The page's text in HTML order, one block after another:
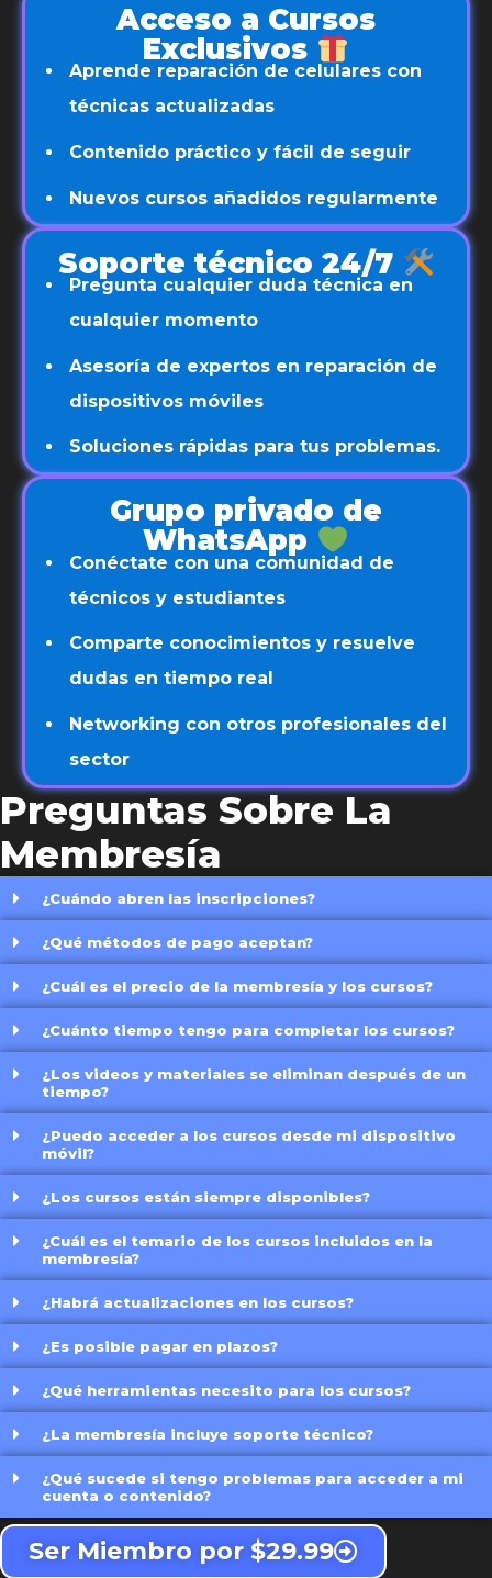
Acceso a Cursos
Exclusivos
Aprende reparación de celulares con
técnicas actualizadas
Contenido práctico y fácil de seguir
Nuevos cursos añadidos regularmente
Soporte técnico 24/7
Pregunta cualquier duda técnica en
cualquier momento
Asesoría de expertos en reparación de
dispositivos móviles
Soluciones rápidas para tus problemas.
Grupo privado de
WhatsApp
Conéctate con una comunidad de
técnicos y estudiantes
Comparte conocimientos y resuelve
dudas en tiempo real
Networking con otros profesionales del
sector
Preguntas Sobre La
Membresía
¿Cuándo abren las inscripciones?
¿Qué métodos de pago aceptan?
¿Cuál es el precio de la membresía y los cursos?
¿Cuánto tiempo tengo para completar los cursos?
¿Los videos y materiales se eliminan después de un
tiempo?
¿Puedo acceder a los cursos desde mi dispositivo
móvil?
¿Los cursos están siempre disponibles?
¿Cuál es el temario de los cursos incluidos en la
membresía?
¿Habrá actualizaciones en los cursos?
¿Es posible pagar en plazos?
¿Qué herramientas necesito para los cursos?
¿La membresía incluye soporte técnico?
¿Qué sucede si tengo problemas para acceder a mi
cuenta o contenido?
Ser Miembro por $29.99